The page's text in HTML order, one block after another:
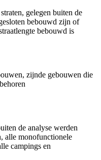
gelegen buiten de
bebouwd zijn of
bebouwd is
zijnde gebouwen die
de analyse werden
alle monofunctionele
campings en